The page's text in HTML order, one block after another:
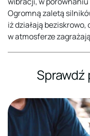
Ogromną zaletą
iż działają
w atmosferze
Sprawdź